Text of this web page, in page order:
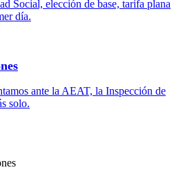
Social, elección de base, tarifa plana
día.
ante la AEAT, la Inspección de
solo.